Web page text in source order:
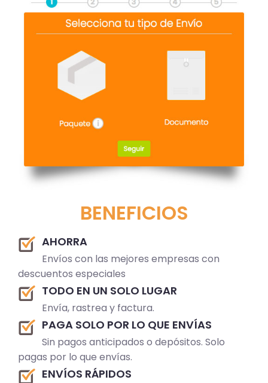
BENEFICIOS
AHORRA
Envíos con las mejores empresas con
descuentos especiales
TODO EN UN SOLO LUGAR
Envía, rastrea y factura.
PAGA SOLO POR LO QUE ENVÍAS
Sin pagos anticipados o depósitos. Solo
pagas por lo que envías.
ENVÍOS RÁPIDOS